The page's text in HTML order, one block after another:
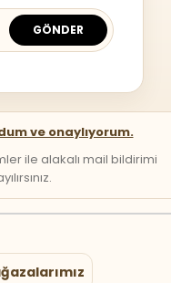
GÖNDER
ve onaylıyorum.
ile alakalı mail bildirimi